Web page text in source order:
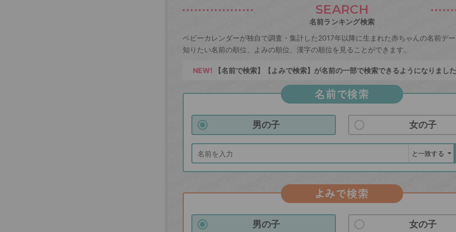
SEARCH
名前ランキング検索
ベビーカレンダーが独自で調査・集計した2017年以降に生まれた赤ちゃんの名前デ
知りたい名前の順位、よみの順位、漢字の順位を見ることができます。
NEW! 【名前で検索】【よみで検索】が名前の一部で検索できるようになりまし
名前で検索
男の子 女の子
よみで検索
男の子 女の子